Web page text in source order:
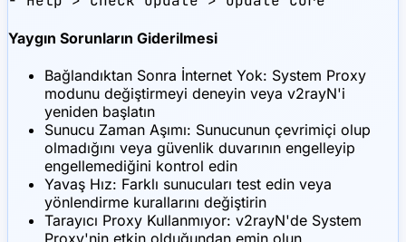
Yaygın Sorunların Giderilmesi
Bağlandıktan Sonra İnternet Yok: System Proxy
modunu değiştirmeyi deneyin veya v2rayN'i
yeniden başlatın
Sunucu Zaman Aşımı: Sunucunun çevrimiçi olup
olmadığını veya güvenlik duvarının engelleyip
engellemediğini kontrol edin
Yavaş Hız: Farklı sunucuları test edin veya
yönlendirme kurallarını değiştirin
Tarayıcı Proxy Kullanmıyor: v2rayN'de System